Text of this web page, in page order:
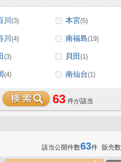
川 (3) 本宮(5)
川 (4) 南福島(19)
(3) 貝田(1)
(4) 南仙台(1)
63 件が該当
該当公開件数63件 販売数